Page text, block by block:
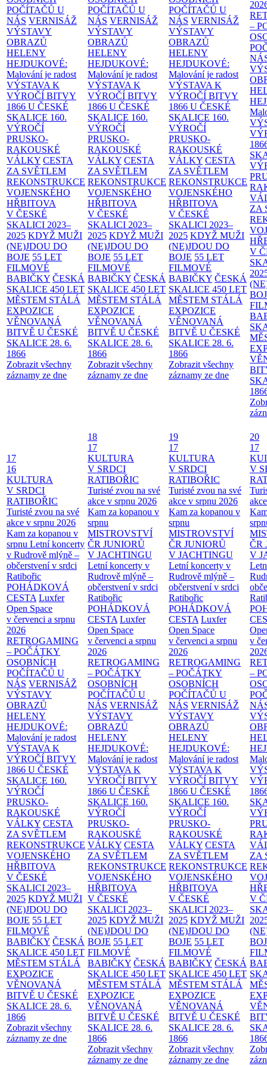
POČÍTAČŮ U
NÁS VERNISÁŽ
VÝSTAVY
OBRAZŮ
HELENY
HEJDUKOVÉ:
Malování je radost
VÝSTAVA K
VÝROČÍ BITVY
1866 U ČESKÉ
SKALICE 160.
VÝROČÍ
PRUSKO-
RAKOUSKÉ
VÁLKY CESTA
ZA SVĚTLEM
REKONSTRUKCE
VOJENSKÉHO
HŘBITOVA
V ČESKÉ
SKALICI 2023–
2025 KDYŽ MUŽI
(NE)JDOU DO
BOJE 55 LET
FILMOVÉ
BABIČKY ČESKÁ
SKALICE 450 LET
MĚSTEM STÁLÁ
EXPOZICE
VĚNOVANÁ
BITVĚ U ČESKÉ
SKALICE 28. 6.
1866
Zobrazit všechny
záznamy ze dne
POČÍTAČŮ U
NÁS VERNISÁŽ
VÝSTAVY
OBRAZŮ
HELENY
HEJDUKOVÉ:
Malování je radost
VÝSTAVA K
VÝROČÍ BITVY
1866 U ČESKÉ
SKALICE 160.
VÝROČÍ
PRUSKO-
RAKOUSKÉ
VÁLKY CESTA
ZA SVĚTLEM
REKONSTRUKCE
VOJENSKÉHO
HŘBITOVA
V ČESKÉ
SKALICI 2023–
2025 KDYŽ MUŽI
(NE)JDOU DO
BOJE 55 LET
FILMOVÉ
BABIČKY ČESKÁ
SKALICE 450 LET
MĚSTEM STÁLÁ
EXPOZICE
VĚNOVANÁ
BITVĚ U ČESKÉ
SKALICE 28. 6.
1866
Zobrazit všechny
záznamy ze dne
POČÍTAČŮ U
NÁS VERNISÁŽ
VÝSTAVY
OBRAZŮ
HELENY
HEJDUKOVÉ:
Malování je radost
VÝSTAVA K
VÝROČÍ BITVY
1866 U ČESKÉ
SKALICE 160.
VÝROČÍ
PRUSKO-
RAKOUSKÉ
VÁLKY CESTA
ZA SVĚTLEM
REKONSTRUKCE
VOJENSKÉHO
HŘBITOVA
V ČESKÉ
SKALICI 2023–
2025 KDYŽ MUŽI
(NE)JDOU DO
BOJE 55 LET
FILMOVÉ
BABIČKY ČESKÁ
SKALICE 450 LET
MĚSTEM STÁLÁ
EXPOZICE
VĚNOVANÁ
BITVĚ U ČESKÉ
SKALICE 28. 6.
1866
Zobrazit všechny
záznamy ze dne
–
ZA
V
17
16
KULTURA
V SRDCI
RATIBOŘIC
Turisté zvou na své
akce v srpnu 2026
Kam za kopanou v
srpnu Letní koncerty
v Rudrově mlýně –
občerstvení v srdci
Ratibořic
POHÁDKOVÁ
CESTA Luxfer
Open Space
v červenci a srpnu
2026
RETROGAMING
– POČÁTKY
OSOBNÍCH
POČÍTAČŮ U
NÁS VERNISÁŽ
VÝSTAVY
OBRAZŮ
HELENY
HEJDUKOVÉ:
Malování je radost
VÝSTAVA K
VÝROČÍ BITVY
1866 U ČESKÉ
SKALICE 160.
VÝROČÍ
PRUSKO-
RAKOUSKÉ
VÁLKY CESTA
ZA SVĚTLEM
REKONSTRUKCE
VOJENSKÉHO
HŘBITOVA
V ČESKÉ
SKALICI 2023–
2025 KDYŽ MUŽI
(NE)JDOU DO
BOJE 55 LET
FILMOVÉ
BABIČKY ČESKÁ
SKALICE 450 LET
MĚSTEM STÁLÁ
EXPOZICE
VĚNOVANÁ
BITVĚ U ČESKÉ
SKALICE 28. 6.
1866
Zobrazit všechny
záznamy ze dne
18
17
KULTURA
V SRDCI
RATIBOŘIC
Turisté zvou na své
akce v srpnu 2026
Kam za kopanou v
srpnu
MISTROVSTVÍ
ČR JUNIORŮ
V JACHTINGU
Letní koncerty v
Rudrově mlýně –
občerstvení v srdci
Ratibořic
POHÁDKOVÁ
CESTA Luxfer
Open Space
v červenci a srpnu
2026
RETROGAMING
– POČÁTKY
OSOBNÍCH
POČÍTAČŮ U
NÁS VERNISÁŽ
VÝSTAVY
OBRAZŮ
HELENY
HEJDUKOVÉ:
Malování je radost
VÝSTAVA K
VÝROČÍ BITVY
1866 U ČESKÉ
SKALICE 160.
VÝROČÍ
PRUSKO-
RAKOUSKÉ
VÁLKY CESTA
ZA SVĚTLEM
REKONSTRUKCE
VOJENSKÉHO
HŘBITOVA
V ČESKÉ
SKALICI 2023–
2025 KDYŽ MUŽI
(NE)JDOU DO
BOJE 55 LET
FILMOVÉ
BABIČKY ČESKÁ
SKALICE 450 LET
MĚSTEM STÁLÁ
EXPOZICE
VĚNOVANÁ
BITVĚ U ČESKÉ
SKALICE 28. 6.
1866
Zobrazit všechny
záznamy ze dne
19
17
KULTURA
V SRDCI
RATIBOŘIC
Turisté zvou na své
akce v srpnu 2026
Kam za kopanou v
srpnu
MISTROVSTVÍ
ČR JUNIORŮ
V JACHTINGU
Letní koncerty v
Rudrově mlýně –
občerstvení v srdci
Ratibořic
POHÁDKOVÁ
CESTA Luxfer
Open Space
v červenci a srpnu
2026
RETROGAMING
– POČÁTKY
OSOBNÍCH
POČÍTAČŮ U
NÁS VERNISÁŽ
VÝSTAVY
OBRAZŮ
HELENY
HEJDUKOVÉ:
Malování je radost
VÝSTAVA K
VÝROČÍ BITVY
1866 U ČESKÉ
SKALICE 160.
VÝROČÍ
PRUSKO-
RAKOUSKÉ
VÁLKY CESTA
ZA SVĚTLEM
REKONSTRUKCE
VOJENSKÉHO
HŘBITOVA
V ČESKÉ
SKALICI 2023–
2025 KDYŽ MUŽI
(NE)JDOU DO
BOJE 55 LET
FILMOVÉ
BABIČKY ČESKÁ
SKALICE 450 LET
MĚSTEM STÁLÁ
EXPOZICE
VĚNOVANÁ
BITVĚ U ČESKÉ
SKALICE 28. 6.
1866
Zobrazit všechny
záznamy ze dne
20
17
V
ČR
V
v
–
ZA
V